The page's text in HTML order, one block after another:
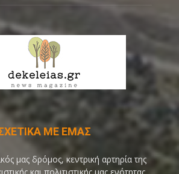
ΜΕ ΕΜΑΣ
μας δρόμος, κεντρική αρτηρία της
και πολιτιστικής μας ενότητας,